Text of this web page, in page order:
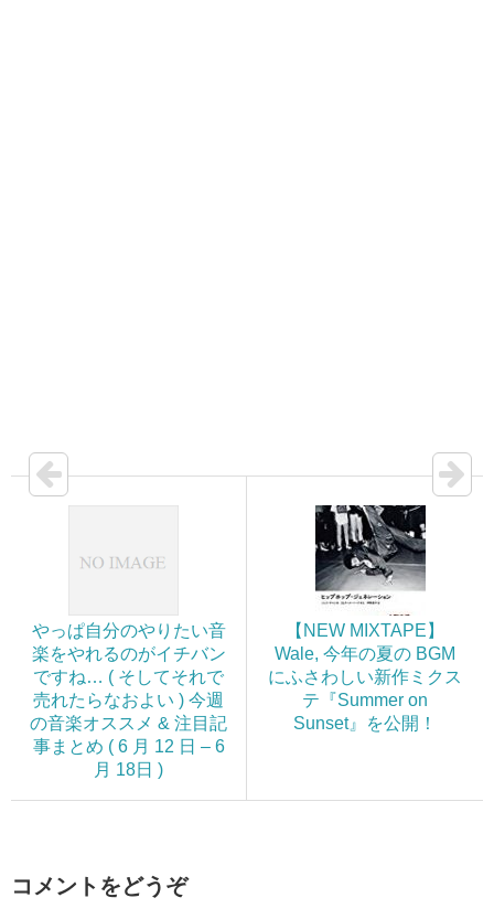
やっぱ自分のやりたい音
楽をやれるのがイチバン
ですね… ( そしてそれで
売れたらなおよい ) 今週
の音楽オススメ & 注目記
事まとめ ( 6 月 12 日 – 6
月 18日 )
【NEW MIXTAPE】
Wale, 今年の夏の BGM
にふさわしい新作ミクス
テ『Summer on
Sunset』を公開！
コメントをどうぞ